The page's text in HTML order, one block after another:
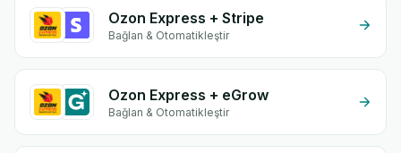
Ozon Express + Stripe
Bağlan & Otomatikleştir
Ozon Express + eGrow
Bağlan & Otomatikleştir